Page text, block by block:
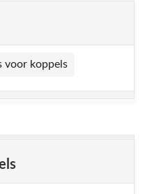
voor koppels